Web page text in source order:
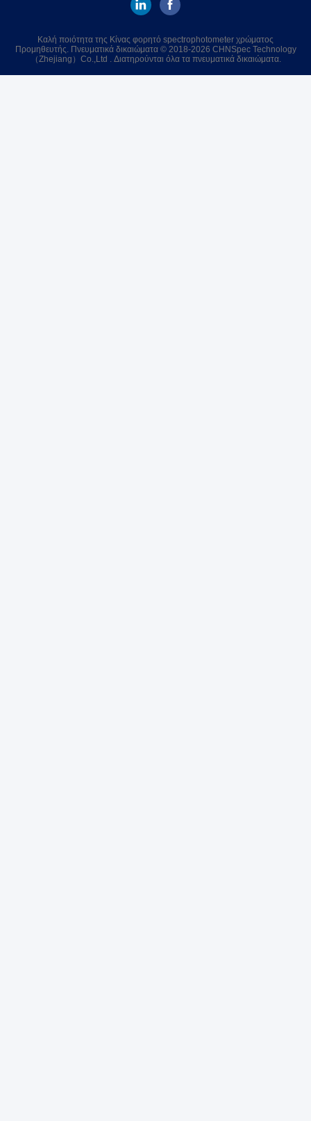
Καλή ποιότητα της Κίνας φορητό spectrophotometer χρώματος
Προμηθευτής. Πνευματικά δικαιώματα © 2018-2026 CHNSpec Technology
（Zhejiang）Co.,Ltd . Διατηρούνται όλα τα πνευματικά δικαιώματα.